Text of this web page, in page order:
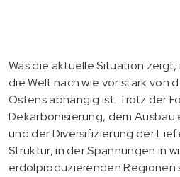
Was die aktuelle Situation
die Welt nach wie vor stark von
Ostens abhängig ist. Trotz der
Dekarbonisierung, dem Ausbau
und der Diversifizierung der
Struktur, in der Spannungen in
erdölproduzierenden Regionen